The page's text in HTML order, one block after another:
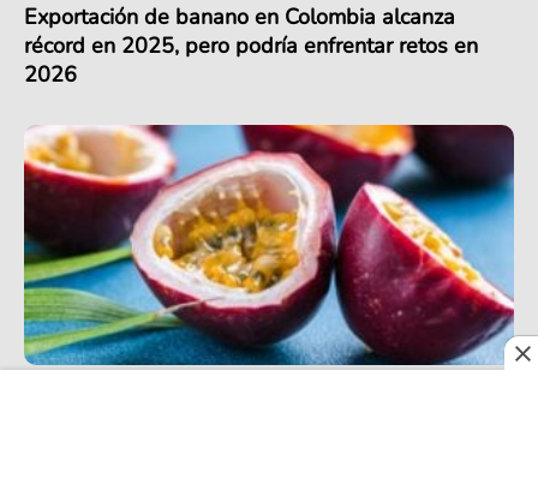
Exportación de banano en Colombia alcanza
récord en 2025, pero podría enfrentar retos en
2026